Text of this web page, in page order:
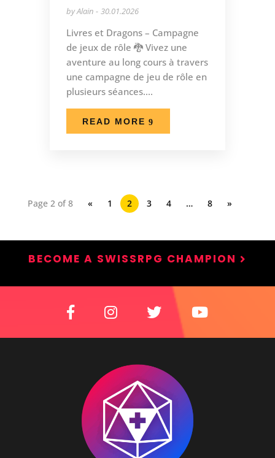
byAlain 30.01.2026
Livres et Dragons – Campagne
de jeux de rôle 🐉 Vivez une
aventure au long cours à travers
une campagne de jeu de rôle en
plusieurs séances....
READ MORE
Page 2 of 8 « 1 2 3 4 … 8 »
BECOME A SWISSRPG CHAMPION